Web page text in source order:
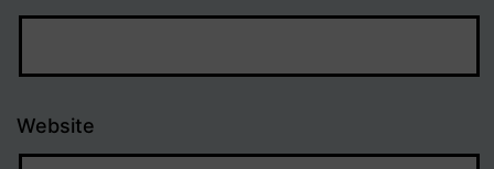
Website